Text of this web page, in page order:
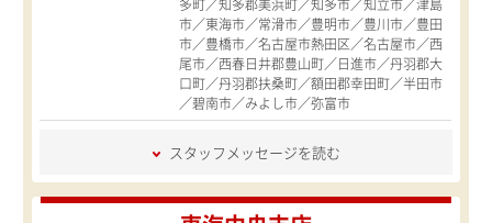
市／東海市／常滑市／豊明市／豊川市／豊田
市／豊橋市／名古屋市熱田区／名古屋市／西
尾市／西春日井郡豊山町／日進市／丹羽郡大
口町／丹羽郡扶桑町／額田郡幸田町／半田市
／碧南市／みよし市／弥富市
スタッフメッセージを読む